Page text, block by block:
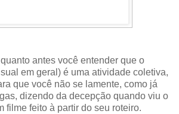
antes você entender que o
em geral) é uma atividade coletiva,
que você não se lamente, como já
dizendo da decepção quando viu o
filme feito à partir do seu roteiro.